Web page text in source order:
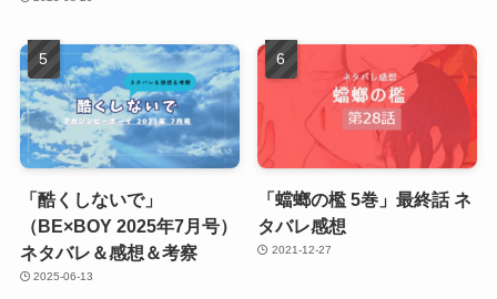
「酷くしないで」
（BE×BOY 2025年7月号）
ネタバレ＆感想＆考察
2025-06-13
「蟷螂の檻 5巻」最終話 ネ
タバレ感想
2021-12-27